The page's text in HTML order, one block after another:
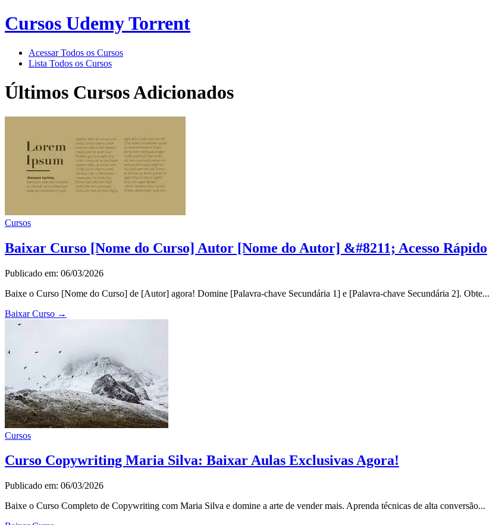
Cursos Udemy Torrent
Acessar Todos os Cursos
Lista Todos os Cursos
Últimos Cursos Adicionados
Cursos
Baixar Curso [Nome do Curso] Autor [Nome do Autor] &#8211; Acesso Rápido
Publicado em: 06/03/2026
Baixe o Curso [Nome do Curso] de [Autor] agora! Domine [Palavra-chave Secundária 1] e [Palavra-chave Secundária 2]. Obte...
Baixar Curso →
Cursos
Curso Copywriting Maria Silva: Baixar Aulas Exclusivas Agora!
Publicado em: 06/03/2026
Baixe o Curso Completo de Copywriting com Maria Silva e domine a arte de vender mais. Aprenda técnicas de alta conversão...